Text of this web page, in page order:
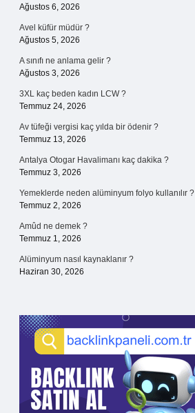
Ağustos 6, 2026
Avel küfür müdür ?
Ağustos 5, 2026
A sınıfı ne anlama gelir ?
Ağustos 3, 2026
3XL kaç beden kadın LCW ?
Temmuz 24, 2026
Av tüfeği vergisi kaç yılda bir ödenir ?
Temmuz 13, 2026
Antalya Otogar Havalimanı kaç dakika ?
Temmuz 3, 2026
Yemeklerde neden alüminyum folyo kullanılır ?
Temmuz 2, 2026
Amûd ne demek ?
Temmuz 1, 2026
Alüminyum nasıl kaynaklanır ?
Haziran 30, 2026